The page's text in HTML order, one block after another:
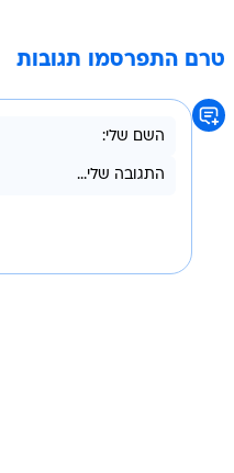
טרם התפרסמו תגובות